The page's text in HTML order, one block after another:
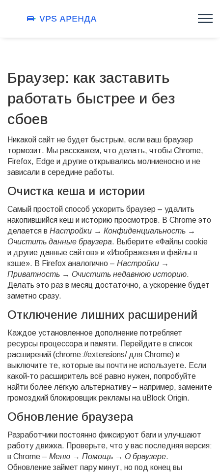
Браузер: как заставить
работать быстрее и без
сбоев
Никакой сайт не будет быстрым, если ваш браузер
тормозит. Мы расскажем, что делать, чтобы Chrome,
Firefox, Edge и другие открывались молниеносно и не
зависали в середине работы.
Очистка кеша и истории
Самый простой способ ускорить браузер – удалить
накопившийся кеш и историю просмотров. В Chrome это
делается в Настройки → Конфиденциальность →
Очистить данные браузера. Выберите «Файлы cookie
и другие данные сайтов» и «Изображения и файлы в
кэше». В Firefox аналогично – Настройки →
Приватность → Очистить недавнюю историю.
Делать это раз в месяц достаточно, а ускорение будет
заметно сразу.
Отключение лишних расширений
Каждое установленное дополнение потребляет
ресурсы процессора и памяти. Перейдите в список
расширений (chrome://extensions/ для Chrome) и
выключите те, которые вы почти не используете. Если
какой‑то расширитель всё равно нужен, попробуйте
найти более лёгкую альтернативу – например, замените
громоздкий блокировщик рекламы на uBlock Origin.
Обновление браузера
Разработчики постоянно фиксируют баги и улучшают
работу движка. Проверьте, что у вас последняя версия:
в Chrome – Меню → Помощь → О браузере.
Обновление займет пару минут, но под конец вы